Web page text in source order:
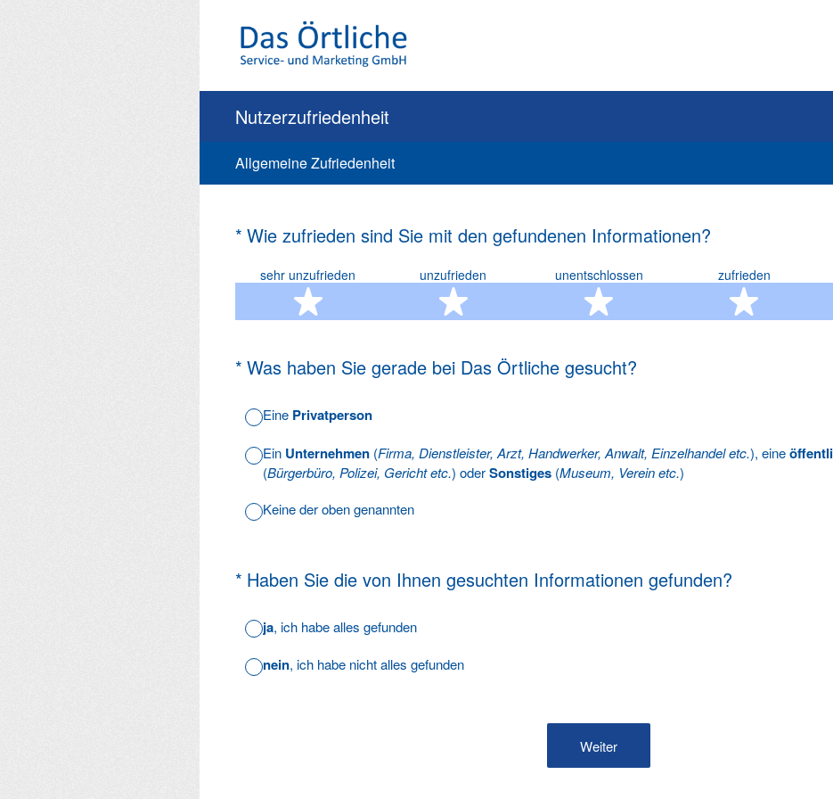
Nutzerzufriedenheit
Allgemeine Zufriedenheit
* Wie zufrieden sind Sie mit den gefundenen Informationen?
(Erforderlich.)
sehr unzufrieden
1 Stern
unzufrieden
2 Sterne
unentschlossen
3 Sterne
zufrieden
4
* Was haben Sie gerade bei Das Örtliche gesucht?
(Erforderlich.)
Eine Privatperson
Ein Unternehmen (Firma, Dienstleister, Arzt, Handwerker, Anwalt, Einzelhandel etc.), eine
(Bürgerbüro, Polizei, Gericht etc.) oderSonstiges (Museum, Verein etc.)
Keine der oben genannten
* Haben Sie die von Ihnen gesuchten Informationen gefunden?
(Erforderlich.)
ja, ich habe alles gefunden
nein, ich habe nicht alles gefunden
Weiter